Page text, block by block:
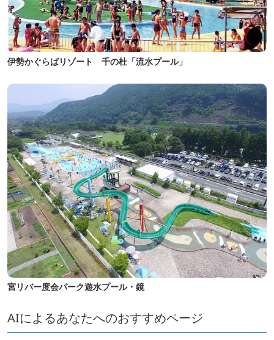
伊勢かぐらばリゾート 千の杜「流水プール」
宮リバー度会パーク遊水プール・鏡
AIによるあなたへのおすすめページ